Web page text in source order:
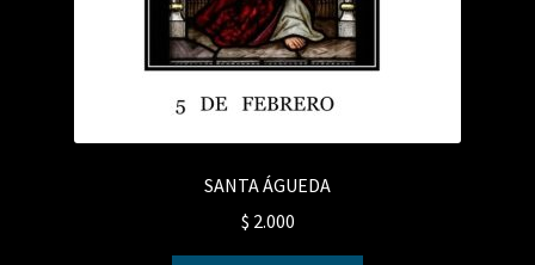
SANTA ÁGUEDA
$ 2.000